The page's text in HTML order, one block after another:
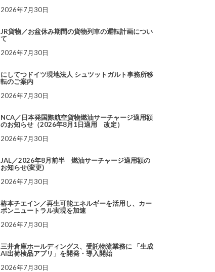
2026年7月30日
JR貨物／お盆休み期間の貨物列車の運転計画につい
て
2026年7月30日
にしてつドイツ現地法人 シュツットガルト事務所移
転のご案内
2026年7月30日
NCA／日本発国際航空貨物燃油サーチャージ適用額
のお知らせ（2026年8月1日適用 改定）
2026年7月30日
JAL／2026年8月前半 燃油サーチャージ適用額の
お知らせ(変更)
2026年7月30日
椿本チエイン／再生可能エネルギーを活用し、カー
ボンニュートラル実現を加速
2026年7月30日
三井倉庫ホールディングス、受託物流業務に 「生成
AI出荷検品アプリ」を開発・導入開始
2026年7月30日